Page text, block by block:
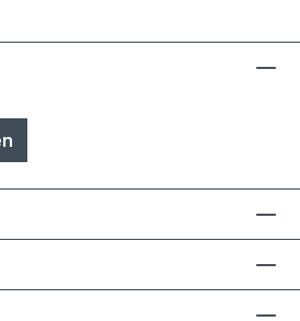
eine
Pulverlackierung (z.T.
Fassadenqualität, dies
Wetterbeständigkeit-
70 µm